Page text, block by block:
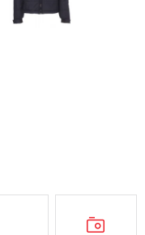
Reklamačný poriadok